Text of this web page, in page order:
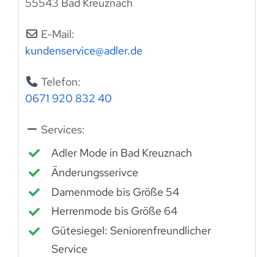
E-Mail:
kundenservice@adler.de
Telefon:
0671 920 832 40
Services:
Adler Mode in Bad Kreuznach
Änderungsserivce
Damenmode bis Größe 54
Herrenmode bis Größe 64
Gütesiegel: Seniorenfreundlicher
Service